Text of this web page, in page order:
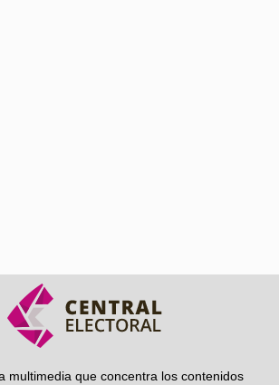
multimedia que concentra los contenidos